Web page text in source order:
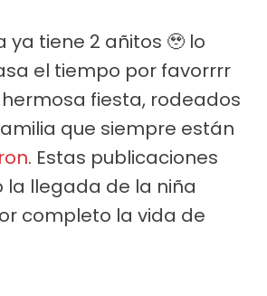
ya tiene 2 añitos 🥹 lo
el tiempo por favorrrr
hermosa fiesta, rodeados
que siempre están
. Estas publicaciones
la llegada de la niña
completo la vida de